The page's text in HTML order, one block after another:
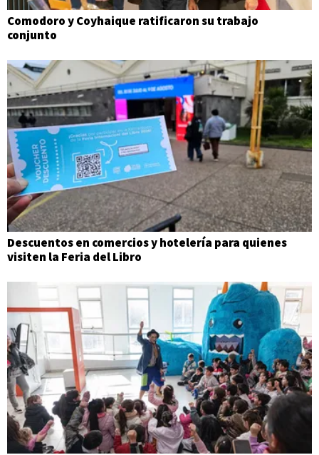
Comodoro y Coyhaique ratificaron su trabajo
conjunto
Descuentos en comercios y hotelería para quienes
visiten la Feria del Libro